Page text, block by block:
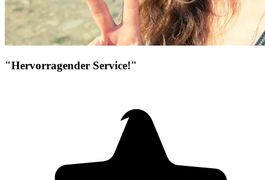
"Hervorragender Service!"